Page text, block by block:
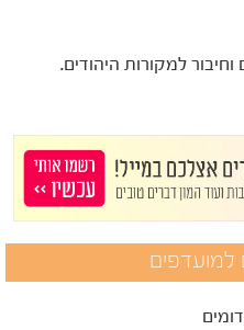
למקורות היהודים.